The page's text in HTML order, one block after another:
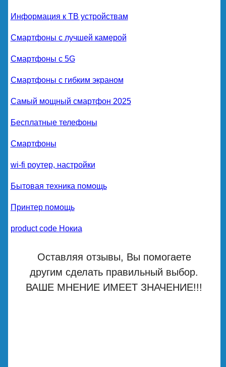
Информация к ТВ устройствам
Смартфоны с лучшей камерой
Смартфоны с 5G
Смартфоны с гибким экраном
Самый мощный смартфон 2025
Бесплатные телефоны
Смартфоны
wi-fi роутер, настройки
Бытовая техника помощь
Принтер помощь
product code Нокиа
Оставляя отзывы, Вы помогаете
другим сделать правильный выбор.
ВАШЕ МНЕНИЕ ИМЕЕТ ЗНАЧЕНИЕ!!!